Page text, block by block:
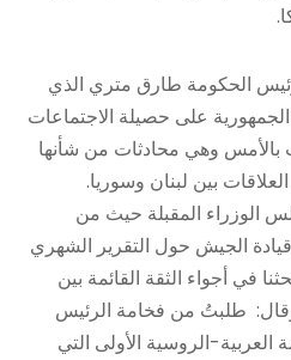
الحكومة طارق متري الذي
على حصيلة الاجتماعات
بالأمس وهي محادثات من شأنها
بين لبنان وسوريا.
الوزراء المقبلة حيث من
الجيش حول التقرير الشهري
في أجواء الثقة القائمة بين
طلبتُ من فخامة الرئيس
العربية-الروسية الأولى التي